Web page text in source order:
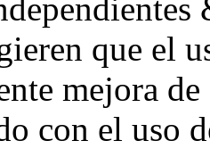
que el
mejora
con el uso